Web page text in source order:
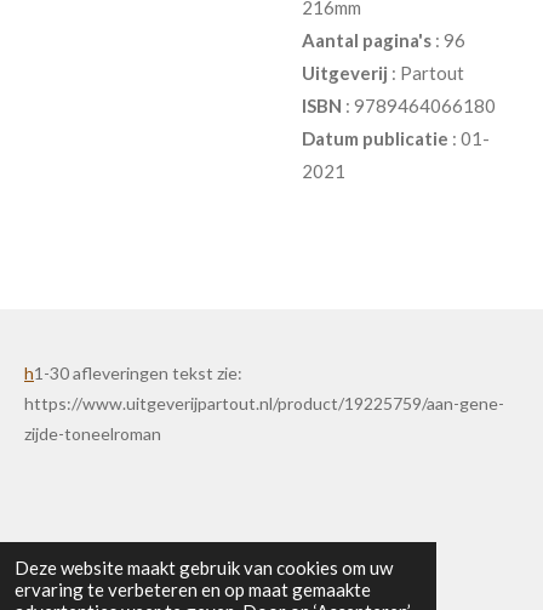
Deze website maakt gebruik van cookies om uw
ervaring te verbeteren en op maat gemaakte
216mm
Aantal pagina's : 96
Uitgeverij : Partout
ISBN : 9789464066180
Datum publicatie : 01-
2021
h1-30 afleveringen tekst zie:
https://www.uitgeverijpartout.nl/product/19225759/aan-gene-
zijde-toneelroman